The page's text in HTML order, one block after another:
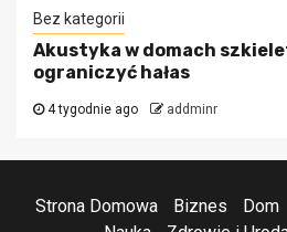
Bez kategorii
Akustyka w domach
ograniczyć hałas
4 tygodnie ago addminr
Strona Domowa Biznes Dom